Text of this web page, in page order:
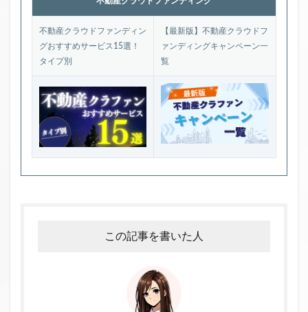
不動産クラウドファンディン
グおすすめサービス15選！
タイプ別
【最新版】不動産クラウドフ
ァンディングキャンペーン一
覧
この記事を書いた人